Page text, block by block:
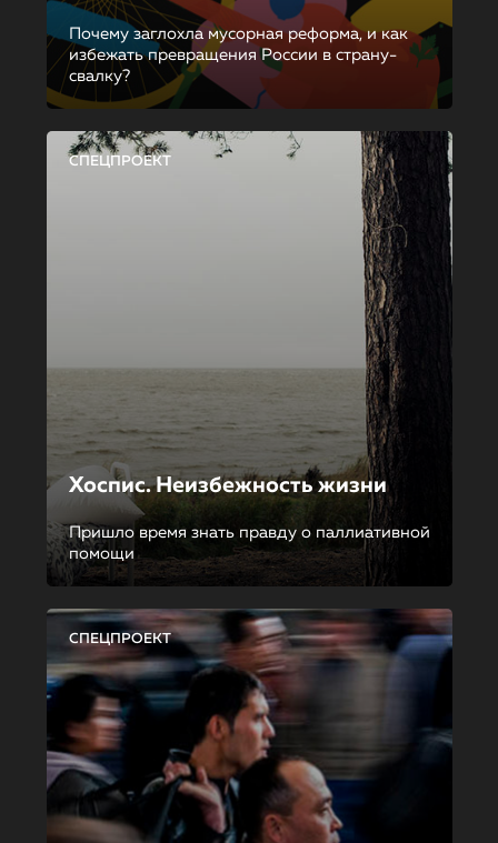
Почему заглохла мусорная реформа, и как
избежать превращения России в страну-
свалку?
СПЕЦПРОЕКТ
Хоспис. Неизбежность жизни
Пришло время знать правду о паллиативной
помощи
СПЕЦПРОЕКТ